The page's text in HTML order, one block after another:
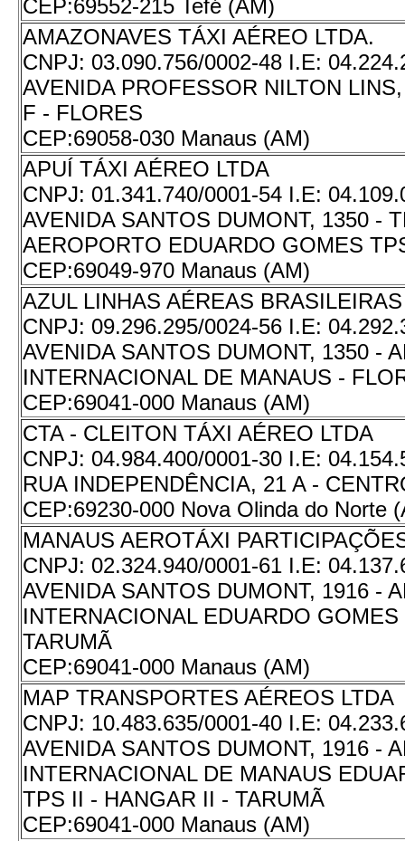
CEP:69552-215 Tefé (AM)
AMAZONAVES TÁXI AÉREO LTDA.
CNPJ: 03.090.756/0002-48 I.E:
AVENIDA PROFESSOR NILTON
F - FLORES
CEP:69058-030 Manaus (AM)
APUÍ TÁXI AÉREO LTDA
CNPJ: 01.341.740/0001-54 I.E:
AVENIDA SANTOS DUMONT, 1350 -
AEROPORTO EDUARDO GOMES
CEP:69049-970 Manaus (AM)
AZUL LINHAS AÉREAS
CNPJ: 09.296.295/0024-56 I.E:
AVENIDA SANTOS DUMONT, 1350 -
INTERNACIONAL DE MANAUS -
CEP:69041-000 Manaus (AM)
CTA - CLEITON TÁXI AÉREO LTDA
CNPJ: 04.984.400/0001-30 I.E:
RUA INDEPENDÊNCIA, 21 A -
CEP:69230-000 Nova Olinda do Norte
MANAUS AEROTÁXI
CNPJ: 02.324.940/0001-61 I.E:
AVENIDA SANTOS DUMONT, 1916 -
INTERNACIONAL EDUARDO
TARUMÃ
CEP:69041-000 Manaus (AM)
MAP TRANSPORTES AÉREOS LTDA
CNPJ: 10.483.635/0001-40 I.E:
AVENIDA SANTOS DUMONT, 1916 -
INTERNACIONAL DE MANAUS
TPS II - HANGAR II - TARUMÃ
CEP:69041-000 Manaus (AM)